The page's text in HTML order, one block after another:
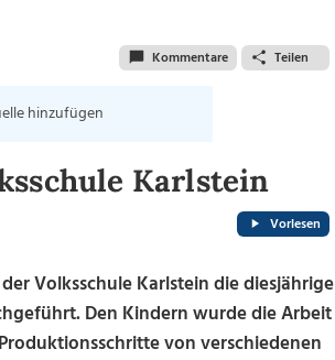
Kommentare Teilen
hinzufügen
Karlstein
Vorlesen
Volksschule Karlstein die diesjährige
Den Kindern wurde die Arbeit
von verschiedenen